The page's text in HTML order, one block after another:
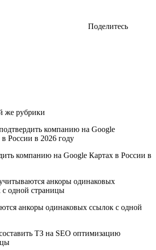
Поделитесь
же рубрики
компанию на Google Картах в России в
анкоры одинаковых ссылок с одной